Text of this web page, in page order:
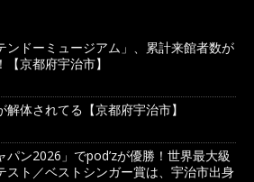
ンドーミュージアム」、累計来館者数が
京都府宇治市】
体されてる【京都府宇治市】
パン2026」でpod’zが優勝！世界最大級
スト／ベストシンガー賞は、宇治市出身